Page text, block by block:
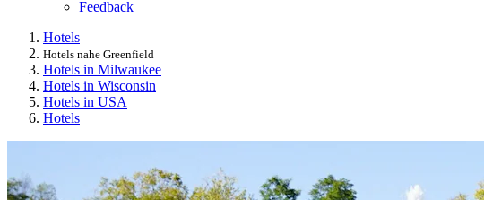
Feedback
Hotels
Hotels nahe Greenfield
Hotels in Milwaukee
Hotels in Wisconsin
Hotels in USA
Hotels